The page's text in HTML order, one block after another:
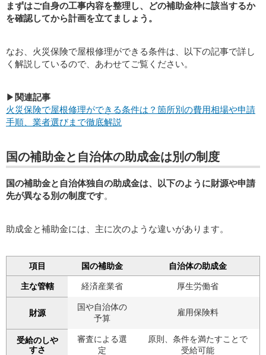
まずはご自身の工事内容を整理し、どの補助金枠に該当するか
を確認してから計画を立てましょう。
なお、火災保険で屋根修理ができる条件は、以下の記事で詳し
く解説しているので、あわせてご覧ください。
▶ 関連記事
火災保険で屋根修理ができる条件は？箇所別の費用相場や申請
手順、業者選びまで徹底解説
国の補助金と自治体の助成金は別の制度
国の補助金と自治体独自の助成金は、以下のように財源や申請
先が異なる別の制度です。
助成金と補助金には、主に次のような違いがあります。
項目 国の補助金 自治体の助成金
主な管轄 経済産業省 厚生労働省
財源
国や自治体の
予算
雇用保険料
受給のしや
すさ
審査による選
定
原則、条件を満たすことで
受給可能